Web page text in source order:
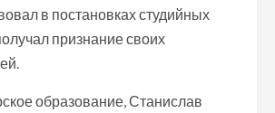
в постановках студийных
признание своих
образование, Станислав